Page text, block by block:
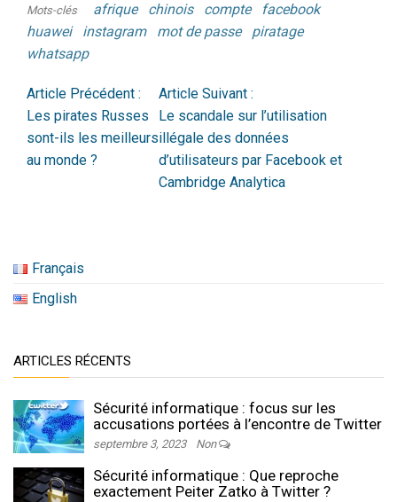
Mots-clés afrique chinois compte
facebook
huawei
instagram mot de passe
piratage
whatsapp
Article Précédent :
Les pirates Russes
sont-ils les meilleurs
au monde ?
Article Suivant :
Le scandale sur l’utilisation
illégale des données
d’utilisateurs par Facebook et
Cambridge Analytica
Français
English
ARTICLES RÉCENTS
Sécurité informatique : focus sur les
accusations portées à l’encontre de Twitter
septembre 3, 2023 Non
Sécurité informatique : Que reproche
exactement Peiter Zatko à Twitter ?